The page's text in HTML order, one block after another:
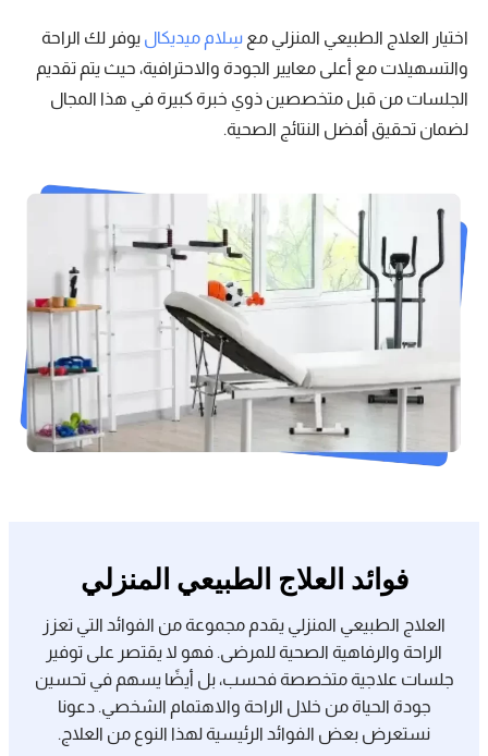
اختيار العلاج الطبيعي المنزلي مع سِلام ميديكال يوفر لك الراحة
والتسهيلات مع أعلى معايير الجودة والاحترافية، حيث يتم تقديم
الجلسات من قبل متخصصين ذوي خبرة كبيرة في هذا المجال
لضمان تحقيق أفضل النتائج الصحية.
فوائد العلاج الطبيعي المنزلي
العلاج الطبيعي المنزلي يقدم مجموعة من الفوائد التي تعزز
الراحة والرفاهية الصحية للمرضى. فهو لا يقتصر على توفير
جلسات علاجية متخصصة فحسب، بل أيضًا يسهم في تحسين
جودة الحياة من خلال الراحة والاهتمام الشخصي. دعونا
نستعرض بعض الفوائد الرئيسية لهذا النوع من العلاج.